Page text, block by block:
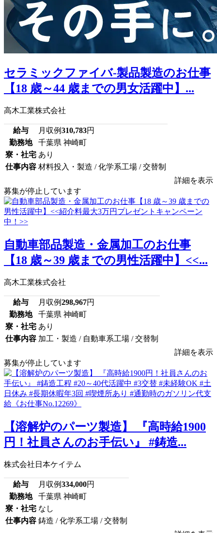
セラミックファイバ-製品製造のお仕事
【18 歳～44 歳までの男女活躍中】...
高木工業株式会社
給与 月収例310,783円
勤務地
千葉県 神崎町
寮・社宅 あり
仕事内容 材料投入・製造 / 化学系工場 / 交替制
詳細を表示
募集が停止しています
自動車部品製造・金属加工のお仕事
【18 歳～39 歳までの男性活躍中】<<...
高木工業株式会社
給与 月収例298,967円
勤務地
千葉県 神崎町
寮・社宅 あり
仕事内容 加工・製造 / 自動車系工場 / 交替制
詳細を表示
募集が停止しています
【溶解炉のパーツ製造】 『高時給1900
円！社員さんのお手伝い』 #鋳造...
株式会社日本ケイテム
給与 月収例334,000円
勤務地
千葉県 神崎町
寮・社宅 なし
仕事内容 鋳造 / 化学系工場 / 交替制